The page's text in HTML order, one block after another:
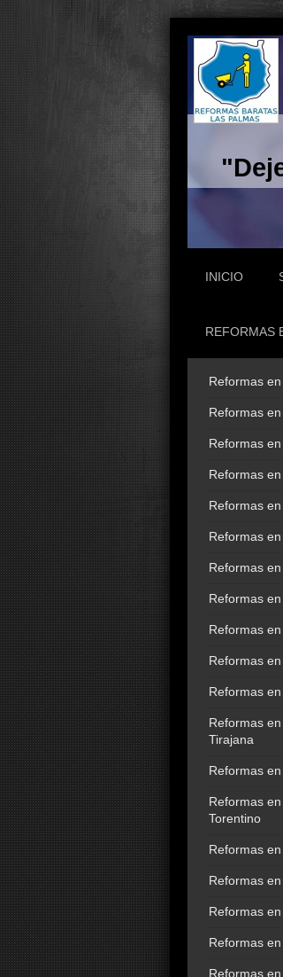
INICIO
REFORMAS
Reformas
Reformas
Reformas
Reformas
Reformas
Reformas
Reformas
Reformas
Reformas
Reformas
Reformas
Reformas
Tirajana
Reformas
Reformas
Torentino
Reformas
Reformas en
Reformas en
Reformas
Reformas